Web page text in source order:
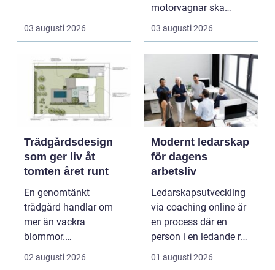
kombinera lägre ene...
03 augusti 2026
motorvagnar ska
kunna leverera pålitlig
drift d...
03 augusti 2026
Trädgårdsdesign
som ger liv åt
tomten året runt
En genomtänkt
trädgård handlar om
mer än vackra
blommor.
trädgårdsdesign
förenar funktion, form
02 augusti 2026
Modernt ledarskap
för dagens
arbetsliv
Ledarskapsutveckling
via coaching online är
en process där en
person i en ledande roll
01 augusti 2026